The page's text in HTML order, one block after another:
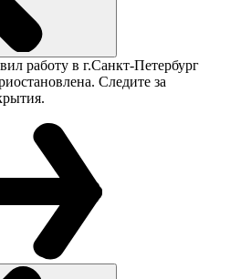
работу в г.Санкт-Петербург
Следите за